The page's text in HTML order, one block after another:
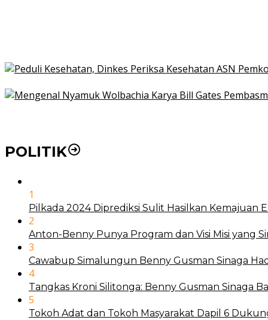
POLITIK
1
Pilkada 2024 Diprediksi Sulit Hasilkan Kemajuan
2
Anton-Benny Punya Program dan Visi Misi yang
3
Cawabup Simalungun Benny Gusman Sinaga
4
Tangkas Kroni Silitonga: Benny Gusman Sinaga
5
Tokoh Adat dan Tokoh Masyarakat Dapil 6